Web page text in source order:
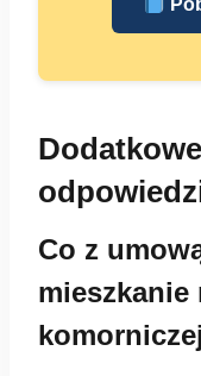
Co z
mieszkanie